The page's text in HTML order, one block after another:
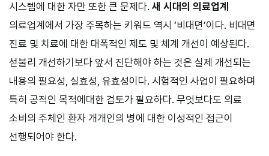
시스템에 대한 자만 또한 큰 문제다. 새 시대의 의료업계
의료업계에서 가장 주목하는 키워드 역시 ‘비대면’이다. 비대면
진료 및 치료에 대한 대폭적인 제도 및 체계 개선이 예상된다.
섣불리 개선하기보다 앞서 진단해야 하는 것은 실제 개선되는
내용의 필요성, 실효성, 유효성이다. 시험적인 사업이 필요하며
특히 공적인 목적에대한 검토가 필요하다. 무엇보다도 의료
소비의 주체인 환자 개개인의 병에 대한 이성적인 접근이
선행되어야 한다.